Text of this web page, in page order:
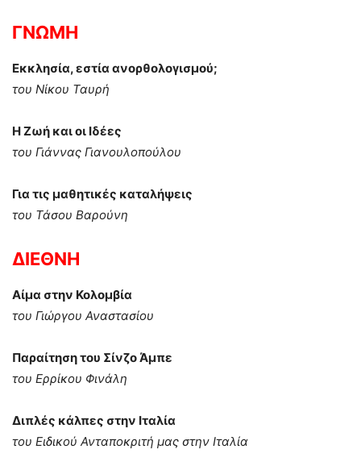
ΓΝΩΜΗ
Εκκλησία, εστία ανορθολογισμού;
του Νίκου Ταυρή
Η Ζωή και οι Ιδέες
του Γιάννας Γιανουλοπούλου
Για τις μαθητικές καταλήψεις
του Τάσου Βαρούνη
ΔΙΕΘΝΗ
Αίμα στην Κολομβία
του Γιώργου Αναστασίου
Παραίτηση του Σίνζο Άμπε
του Ερρίκου Φινάλη
Διπλές κάλπες στην Ιταλία
του Ειδικού Ανταποκριτή μας στην Ιταλία